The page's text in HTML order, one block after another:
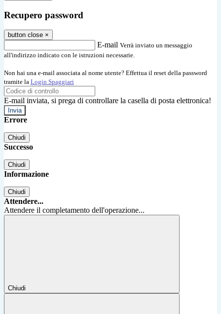
Recupero password
button close ×
E-mail Verrà inviato un messaggio
all'indirizzo indicato con le istruzioni necessarie.
Non hai una e-mail associata al nome utente? Effettua il reset della password
tramite la Login Spaggiari
E-mail inviata, si prega di controllare la casella di posta elettronica!
Errore
Chiudi
Successo
Chiudi
Informazione
Chiudi
Attendere...
Attendere il completamento dell'operazione...
Chiudi